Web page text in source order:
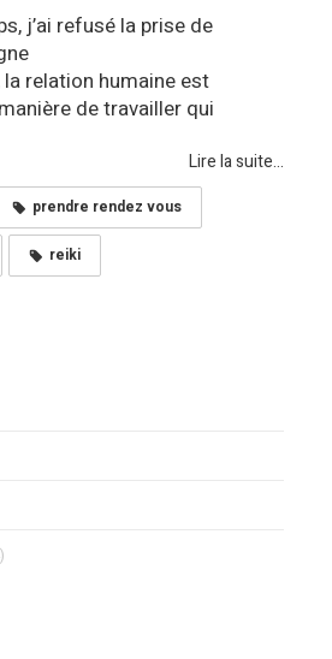
j’ai refusé la prise de
relation humaine est
de travailler qui
Lire la suite...
prendre rendez vous
reiki